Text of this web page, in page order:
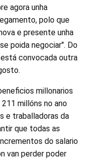
agora unha
polo que
e presente unha
poida negociar". Do
convocada outra
millonarios
millóns no ano
e traballadoras da
que todas as
do salario
van perder poder